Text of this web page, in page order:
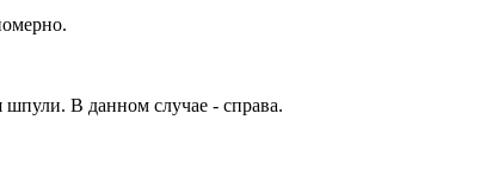
шпули. В данном случае - справа.